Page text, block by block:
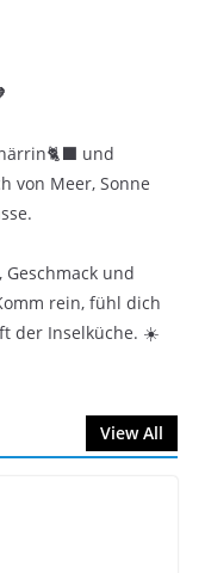
und
von Meer, Sonne
und
rein, fühl dich
der Inselküche. ☀️
View All